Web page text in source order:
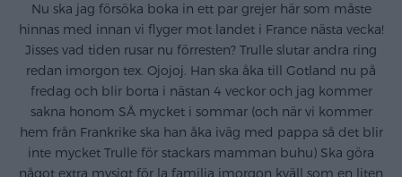
Nu ska jag försöka boka in ett par grejer här som måste
hinnas med innan vi flyger mot landet i France nästa vecka!
Jisses vad tiden rusar nu förresten? Trulle slutar andra ring
redan imorgon tex. Ojojoj. Han ska åka till Gotland nu på
fredag och blir borta i nästan 4 veckor och jag kommer
sakna honom SÅ mycket i sommar (och när vi kommer
hem från Frankrike ska han åka iväg med pappa så det blir
inte mycket Trulle för stackars mamman buhu) Ska göra